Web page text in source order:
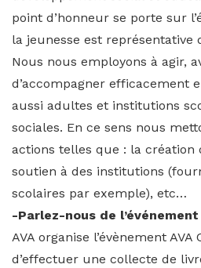
point d’honneur se porte sur
la jeunesse est représentative
Nous nous employons à agir,
d’accompagner efficacement
aussi adultes et institutions
sociales. En ce sens nous
actions telles que : la création
soutien à des institutions
scolaires par exemple), etc…
-Parlez-nous de
AVA organise l’évènement AVA
d’effectuer une collecte de